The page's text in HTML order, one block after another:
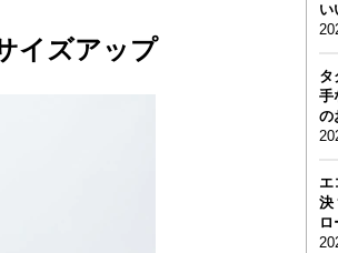
イズアップ
い
タ
手
の
エ
決
ロ